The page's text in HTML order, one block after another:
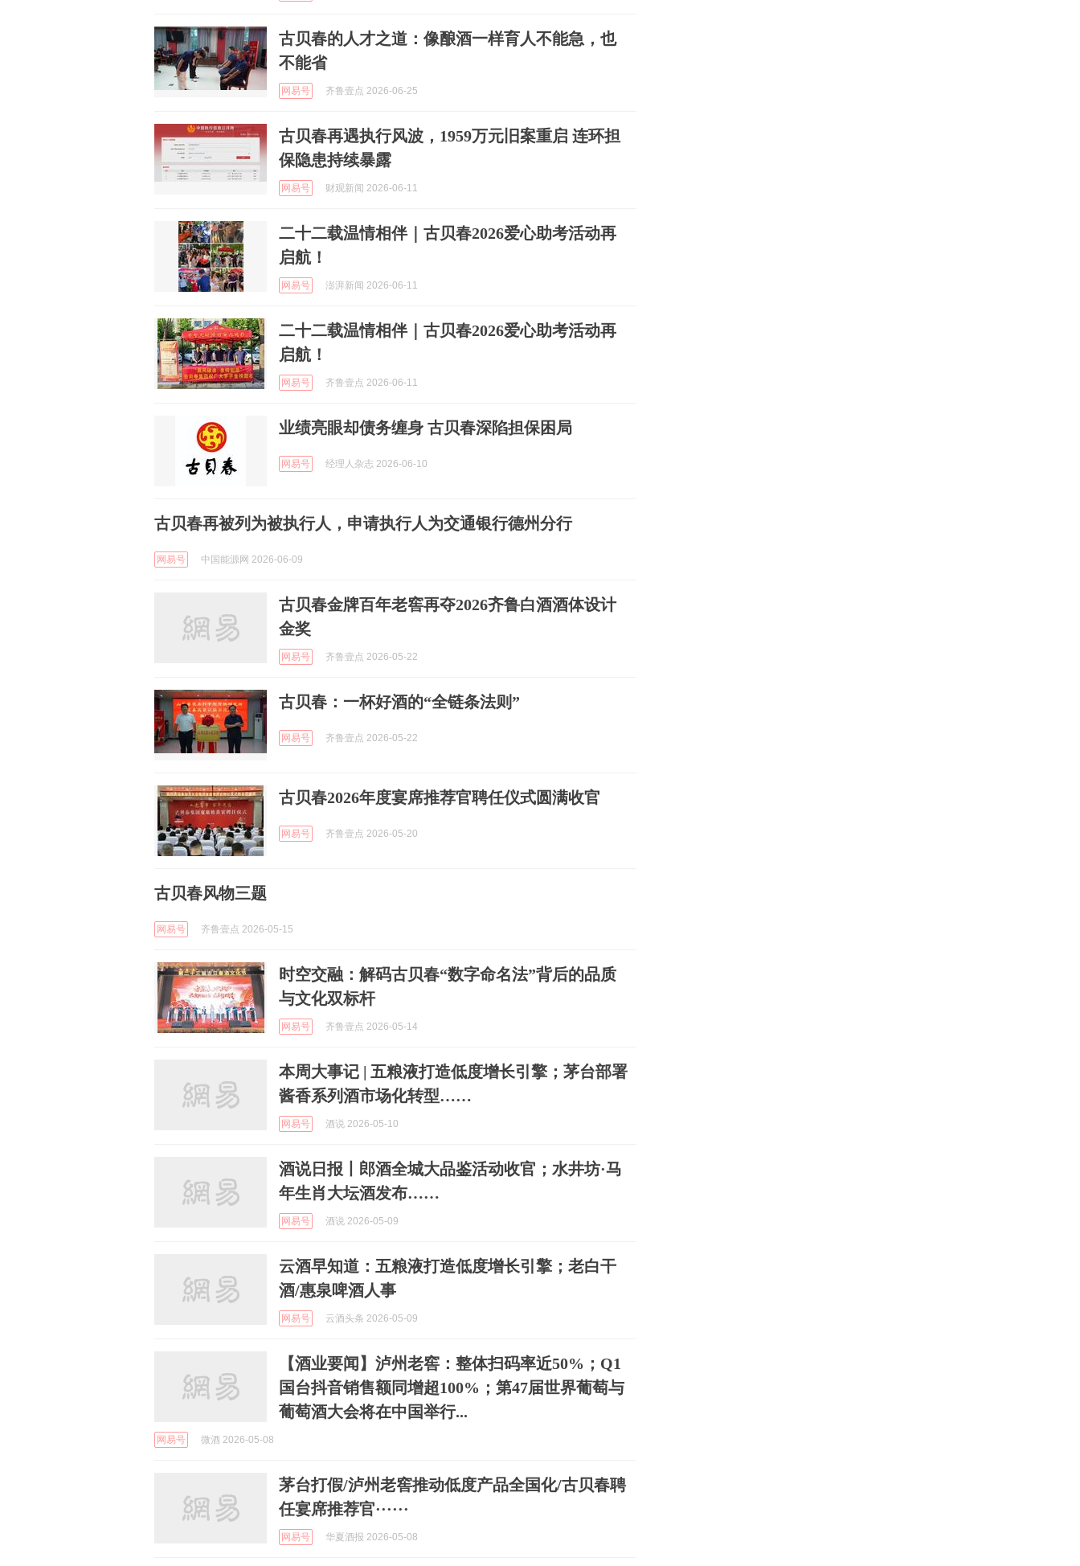
古贝春的人才之道：像酿酒一样育人不能急，也
不能省
网易号 齐鲁壹点 2026-06-25
古贝春再遇执行风波，1959万元旧案重启 连环担
保隐患持续暴露
网易号 财观新闻 2026-06-11
二十二载温情相伴｜古贝春2026爱心助考活动再
启航！
网易号 澎湃新闻 2026-06-11
二十二载温情相伴｜古贝春2026爱心助考活动再
启航！
网易号 齐鲁壹点 2026-06-11
业绩亮眼却债务缠身 古贝春深陷担保困局
网易号 经理人杂志 2026-06-10
古贝春再被列为被执行人，申请执行人为交通银行德州分行
网易号 中国能源网 2026-06-09
古贝春金牌百年老窖再夺2026齐鲁白酒酒体设计
金奖
网易号 齐鲁壹点 2026-05-22
古贝春：一杯好酒的“全链条法则”
网易号 齐鲁壹点 2026-05-22
古贝春2026年度宴席推荐官聘任仪式圆满收官
网易号 齐鲁壹点 2026-05-20
古贝春风物三题
网易号 齐鲁壹点 2026-05-15
时空交融：解码古贝春“数字命名法”背后的品质
与文化双标杆
网易号 齐鲁壹点 2026-05-14
本周大事记 | 五粮液打造低度增长引擎；茅台部署
酱香系列酒市场化转型……
网易号 酒说 2026-05-10
酒说日报丨郎酒全城大品鉴活动收官；水井坊·马
年生肖大坛酒发布……
网易号 酒说 2026-05-09
云酒早知道：五粮液打造低度增长引擎；老白干
酒/惠泉啤酒人事
网易号 云酒头条 2026-05-09
【酒业要闻】泸州老窖：整体扫码率近50%；Q1
国台抖音销售额同增超100%；第47届世界葡萄与
葡萄酒大会将在中国举行...
网易号 微酒 2026-05-08
茅台打假/泸州老窖推动低度产品全国化/古贝春聘
任宴席推荐官······
网易号 华夏酒报 2026-05-08